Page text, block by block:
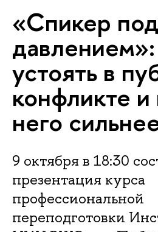
«Спикер под
устоять в
конфликте и
него
9 октября в 18:30
презентация курса
профессиональной
переподготовки